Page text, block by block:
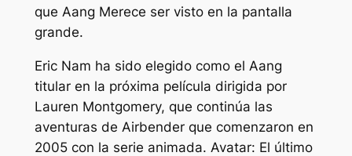
que Aang Merece ser visto en la pantalla
grande.
Eric Nam ha sido elegido como el Aang
titular en la próxima película dirigida por
Lauren Montgomery, que continúa las
aventuras de Airbender que comenzaron en
2005 con la serie animada. Avatar: El último